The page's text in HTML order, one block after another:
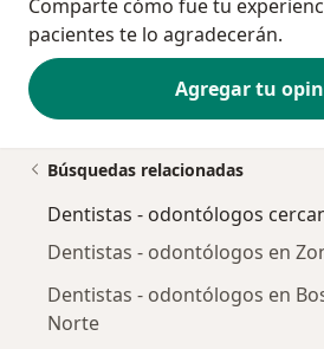
Comparte cómo fue tu
pacientes te lo agradecerán.
Agregar tu
Búsquedas relacionadas
Dentistas - odontólogos
Dentistas - odontólogos en
Dentistas - odontólogos en
Norte